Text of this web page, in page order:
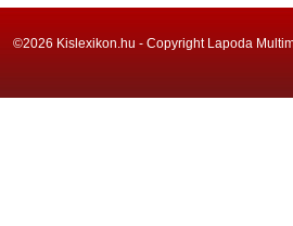
©2026 Kislexikon.hu - Copyright Lapoda